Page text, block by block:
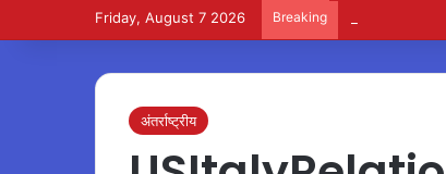
Friday, August 7 2026 Breaking
अंतर्राष्ट्रीय